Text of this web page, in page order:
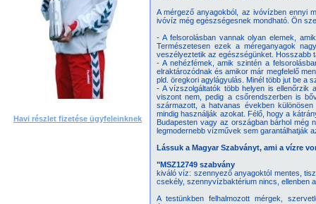
Havi részlet fizetése ügyfeleinknek
A mérgező anyagokból, az ivóvízben ennyi
ivóvíz még egészségesnek mondható. Ön
- A felsorolásban vannak olyan elemek,
Természetesen ezek a méreganyagok
veszélyeztetik az egészségünket. Hosszabb
- A nehézfémek, amik szintén a
elraktározódnak és amikor már megfelelő
pld. öregkori agylágyulás. Minél több jut be a
- A vízszolgáltatók több helyen is ellenőrzik
viszont nem, pedig a csőrendszerben is
származott, a hatvanas években
mindig használják azokat. Félő, hogy a
Budapesten vagy az országban bárhol még
legmodernebb vízművek sem garantálhatják
Lássuk a Magyar Szabványt, ami a vízre
"MSZ12749 szabvány
kiváló víz: szennyező anyagoktól mentes,
csekély, szennyvízbaktérium nincs, ellenben
A testünkben felhalmozott mérgek,